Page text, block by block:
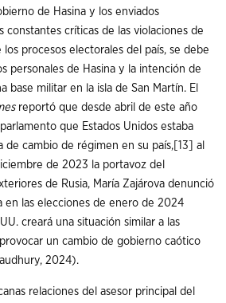
de Hasina y los enviados
constantes críticas de las violaciones de
procesos electorales del país, se debe
personales de Hasina y la intención de
base militar en la isla de San Martín. El
reportó que desde abril de este año
que Estados Unidos estaba
de cambio de régimen en su país, [13]
al
de 2023 la portavoz del
de Rusia, María Zajárova denunció
en las elecciones de enero de 2024
creará una situación similar a las
un cambio de gobierno caótico
2024).
relaciones del asesor principal del